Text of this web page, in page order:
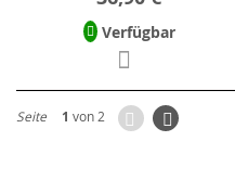
Verfügbar
Seite 1 von 2 ZurückSeite
Weiter